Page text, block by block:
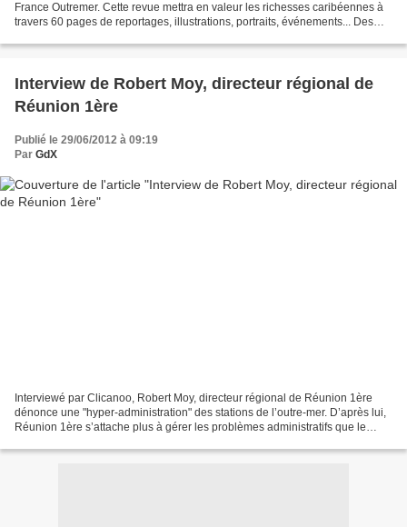
France Outremer. Cette revue mettra en valeur les richesses caribéennes à
travers 60 pages de reportages, illustrations, portraits, événements... Des
Interview de Robert Moy, directeur régional de
Réunion 1ère
Publié le 29/06/2012 à 09:19
Par GdX
Interviewé par Clicanoo, Robert Moy, directeur régional de Réunion 1ère
dénonce une "hyper-administration" des stations de l’outre-mer. D’après lui,
Réunion 1ère s’attache plus à gérer les problèmes administratifs que le